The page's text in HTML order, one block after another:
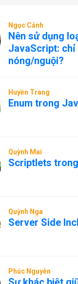
Ngọc Cảnh
Nên sử dụng
JavaScript: chỉ
nóng/nguội?
Huyền Trang
Enum trong
Quỳnh Mai
Scriptlets
Quỳnh Nga
Server Side
Phúc Nguyễn